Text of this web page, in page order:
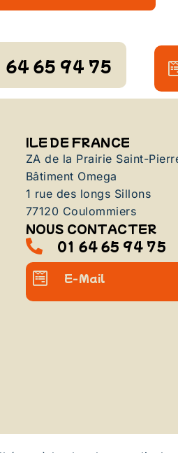
64 65 94 75
ILE DE FRANCE
ZA de la Prairie Saint-
Bâtiment Omega
1 rue des longs Sillons
77120 Coulommiers
NOUS CONTACTER
01 64 65 94 75
E-Mail